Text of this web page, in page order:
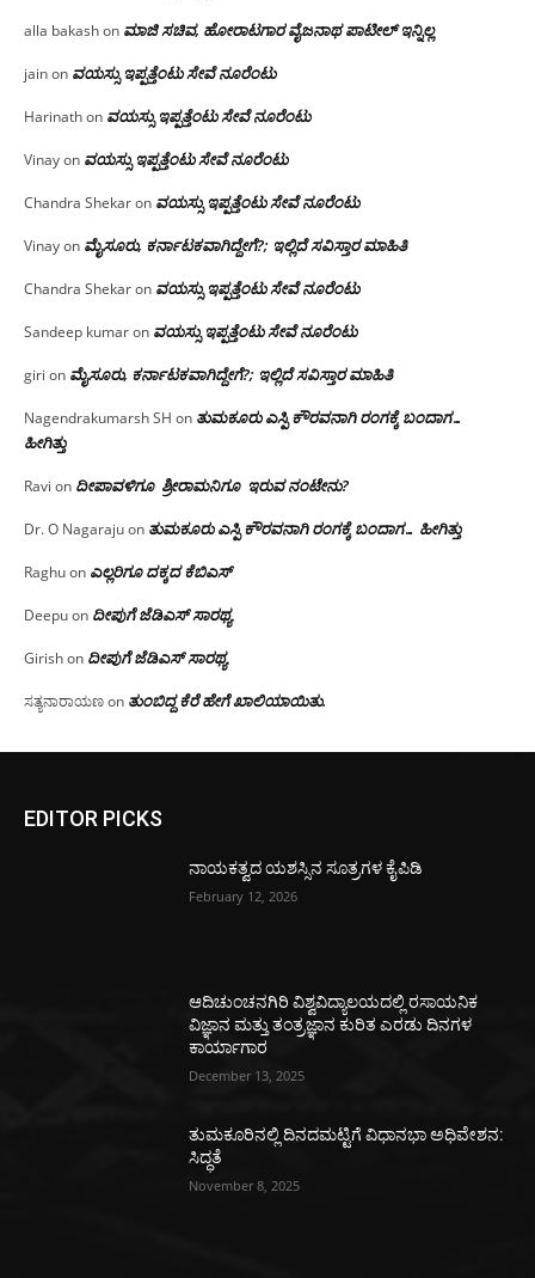
alla bakashon ಮಾಜಿ ಸಚಿವ, ಹೋರಾಟಗಾರ ವೈಜನಾಥ ಪಾಟೀಲ್ ಇನ್ನಿಲ್ಲ
jainon ವಯಸ್ಸು ಇಪ್ಪತ್ತೆಂಟು ಸೇವೆ ನೂರೆಂಟು
Harinathon ವಯಸ್ಸು ಇಪ್ಪತ್ತೆಂಟು ಸೇವೆ ನೂರೆಂಟು
Vinayon ವಯಸ್ಸು ಇಪ್ಪತ್ತೆಂಟು ಸೇವೆ ನೂರೆಂಟು
Chandra Shekaron ವಯಸ್ಸು ಇಪ್ಪತ್ತೆಂಟು ಸೇವೆ ನೂರೆಂಟು
Vinayon ಮೈಸೂರು, ಕರ್ನಾಟಕವಾಗಿದ್ದೇಗೆ?; ಇಲ್ಲಿದೆ ಸವಿಸ್ತಾರ ಮಾಹಿತಿ
Chandra Shekaron ವಯಸ್ಸು ಇಪ್ಪತ್ತೆಂಟು ಸೇವೆ ನೂರೆಂಟು
Sandeep kumaron ವಯಸ್ಸು ಇಪ್ಪತ್ತೆಂಟು ಸೇವೆ ನೂರೆಂಟು
giri on ಮೈಸೂರು, ಕರ್ನಾಟಕವಾಗಿದ್ದೇಗೆ?; ಇಲ್ಲಿದೆ ಸವಿಸ್ತಾರ ಮಾಹಿತಿ
Nagendrakumarsh SH on ತುಮಕೂರು ಎಸ್ಪಿ ಕೌರವನಾಗಿ ರಂಗಕ್ಕೆ ಬಂದಾಗ…
ಹೀಗಿತ್ತು
Ravi on ದೀಪಾವಳಿಗೂ ಶ್ರೀರಾಮನಿಗೂ ಇರುವ ನಂಟೇನು?
Dr. O Nagarajuon ತುಮಕೂರು ಎಸ್ಪಿ ಕೌರವನಾಗಿ ರಂಗಕ್ಕೆ ಬಂದಾಗ… ಹೀಗಿತ್ತು
Raghuon ಎಲ್ಲರಿಗೂ ದಕ್ಕದ ಕೆಬಿಎಸ್
Deepuon ದೀಪುಗೆ ಜೆಡಿಎಸ್ ಸಾರಥ್ಯ
Girishon ದೀಪುಗೆ ಜೆಡಿಎಸ್ ಸಾರಥ್ಯ
ಸತ್ಯನಾರಾಯಣon ತುಂಬಿದ್ದ ಕೆರೆ ಹೇಗೆ ಖಾಲಿಯಾಯಿತು.
EDITOR PICKS
ನಾಯಕತ್ವದ ಯಶಸ್ಸಿನ ಸೂತ್ರಗಳ ಕೈಪಿಡಿ
February 12, 2026
ಆದಿಚುಂಚನಗಿರಿ ವಿಶ್ವವಿದ್ಯಾಲಯದಲ್ಲಿ ರಸಾಯನಿಕ
ವಿಜ್ಞಾನ ಮತ್ತು ತಂತ್ರಜ್ಞಾನ ಕುರಿತ ಎರಡು ದಿನಗಳ
ಕಾರ್ಯಾಗಾರ
December 13, 2025
ತುಮಕೂರಿನಲ್ಲಿ ದಿನದಮಟ್ಟಿಗೆ ವಿಧಾನಭಾ ಅಧಿವೇಶನ:
ಸಿದ್ಧತೆ
November 8, 2025